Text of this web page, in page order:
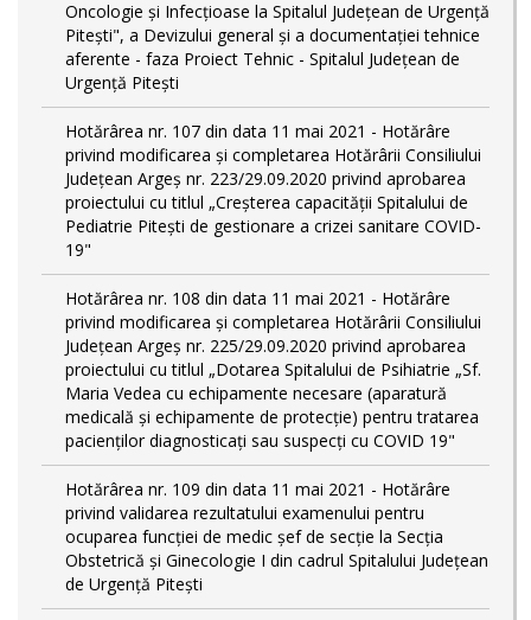
Oncologie și Infecțioase la Spitalul Județean de Urgență
Pitești", a Devizului general și a documentației tehnice
aferente - faza Proiect Tehnic - Spitalul Județean de
Urgență Pitești
Hotărârea nr. 107 din data 11 mai 2021 - Hotărâre
privind modificarea și completarea Hotărârii Consiliului
Județean Argeș nr. 223/29.09.2020 privind aprobarea
proiectului cu titlul „Creșterea capacității Spitalului de
Pediatrie Pitești de gestionare a crizei sanitare COVID-
19"
Hotărârea nr. 108 din data 11 mai 2021 - Hotărâre
privind modificarea și completarea Hotărârii Consiliului
Județean Argeș nr. 225/29.09.2020 privind aprobarea
proiectului cu titlul „Dotarea Spitalului de Psihiatrie „Sf.
Maria Vedea cu echipamente necesare (aparatură
medicală și echipamente de protecție) pentru tratarea
pacienților diagnosticați sau suspecți cu COVID 19"
Hotărârea nr. 109 din data 11 mai 2021 - Hotărâre
privind validarea rezultatului examenului pentru
ocuparea funcției de medic șef de secție la Secția
Obstetrică și Ginecologie I din cadrul Spitalului Județean
de Urgență Pitești